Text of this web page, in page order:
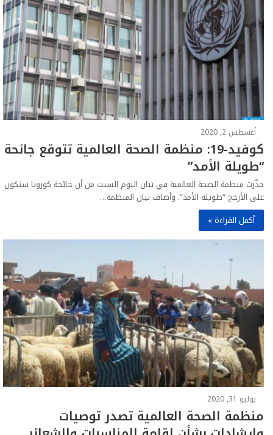
أغسطس 2, 2020
كوفيد-19: منظمة الصحة العالمية تتوقع جائحة
“طويلة الأمد”
حذّرت منظمة الصحة العالمية في بيان اليوم السبت من أن جائحة كورونا ستكون
على الأرجح “طويلة الأمد”. وأضاف بيان المنظمة…
أكمل القراءة »
يوليو 31, 2020
منظمة الصحة العالمية تصدر توصيات